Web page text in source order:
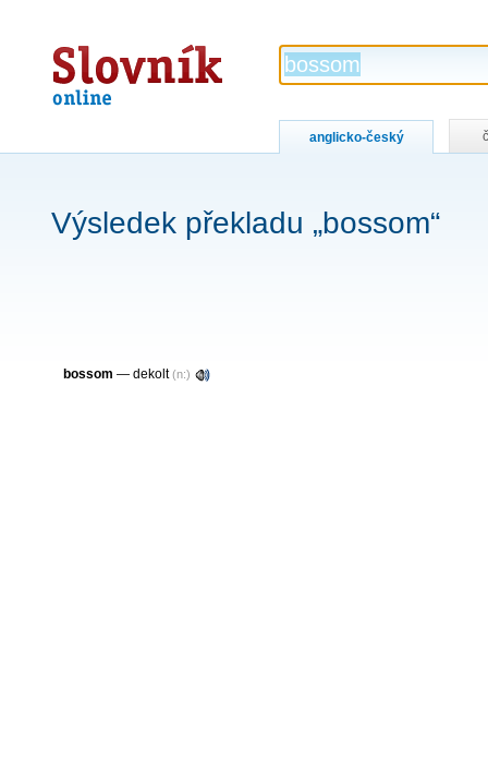
Slovník
online
anglicko-český
Výsledek překladu „bossom“
bossom — dekolt(n:)